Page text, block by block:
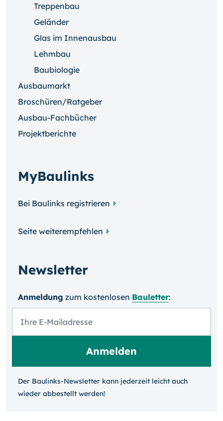
Treppenbau
Geländer
Glas im Innenausbau
Lehmbau
Baubiologie
Ausbaumarkt
Broschüren/Ratgeber
Ausbau-Fachbücher
Projektberichte
MyBaulinks
Bei Baulinks registrieren
Seite weiterempfehlen
Newsletter
Anmeldung zum kosten­losen Bauletter:
Der Baulinks-Newsletter kann jeder­zeit leicht auch
wieder ab­bestellt werden!